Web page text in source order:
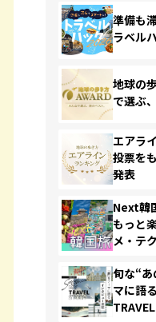
準備も
ラベル
地球の
で選ぶ
エアラ
投票を
発表
Next韓
もっと
メ・テ
旬な“あ
マに語